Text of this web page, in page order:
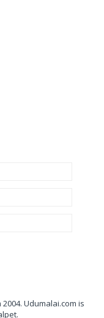
Udumalai.com is